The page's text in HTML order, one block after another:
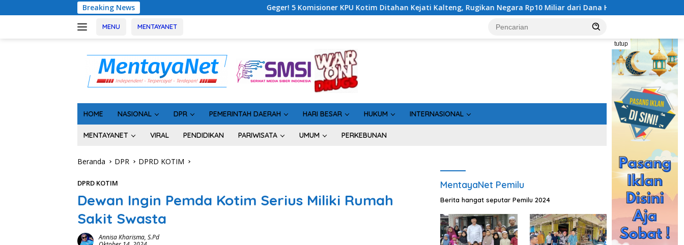
ke
Breaking News Geger! 5 Komisioner KPU Kotim Ditahan Kejati Kalteng, Rugikan Negara Rp10 Miliar dari Dana Hibah Rp40 Miliar Gandeng Bidan Sean,
MENU MENTAYANET
tutup
HOME NASIONAL DPR PEMERINTAH DAERAH HARI BESAR HUKUM INTERNASIONAL
MENTAYANET VIRAL PENDIDIKAN PARIWISATA UMUM PERKEBUNAN
Beranda DPR DPRD KOTIM
DPRD KOTIM
Dewan Ingin Pemda Kotim Serius Miliki Rumah
Sakit Swasta
Annisa Kharisma, S.Pd
MentayaNet Pemilu
Berita hangat seputar Pemilu 2024